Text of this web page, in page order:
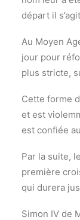
départ il
Au Moyen
jour pour
plus stricte,
Cette forme
et est
est confiée
Par la suite,
première
qui durera
Simon IV de